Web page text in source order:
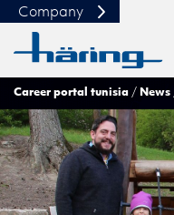
Career portal tunisia News
Company